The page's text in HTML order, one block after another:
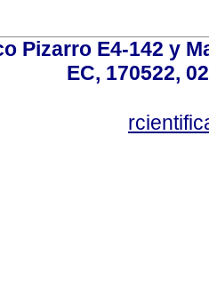
Pizarro E4-142 y
EC, 170522,